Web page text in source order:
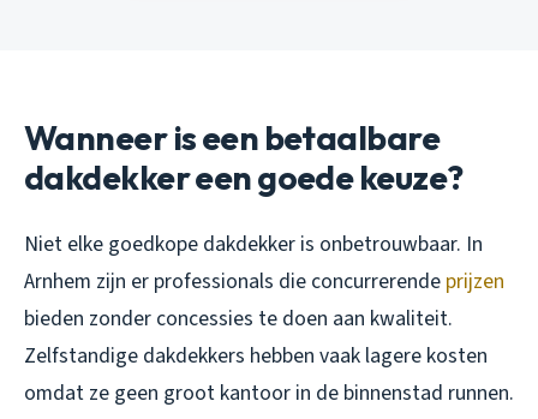
Wanneer is een betaalbare
dakdekker een goede keuze?
Niet elke goedkope dakdekker is onbetrouwbaar. In
Arnhem zijn er professionals die concurrerende prijzen
bieden zonder concessies te doen aan kwaliteit.
Zelfstandige dakdekkers hebben vaak lagere kosten
omdat ze geen groot kantoor in de binnenstad runnen.